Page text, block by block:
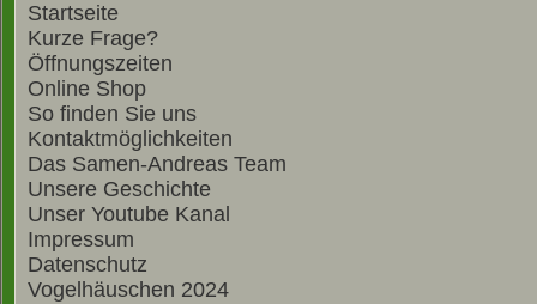
Startseite
Kurze Frage?
Öffnungszeiten
Online Shop
So finden Sie uns
Kontaktmöglichkeiten
Das Samen-Andreas Team
Unsere Geschichte
Unser Youtube Kanal
Impressum
Datenschutz
Vogelhäuschen 2024